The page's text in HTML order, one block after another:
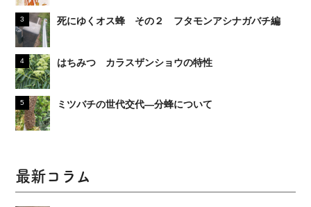
死にゆくオス蜂 その２ フタモンアシナガバチ編
はちみつ カラスザンショウの特性
ミツバチの世代交代―分蜂について
最新コラム